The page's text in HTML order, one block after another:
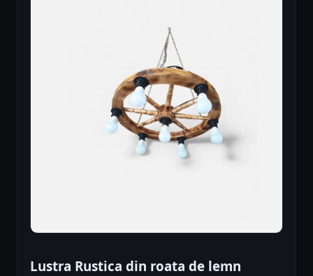
Lustra Rustica din roata de lemn